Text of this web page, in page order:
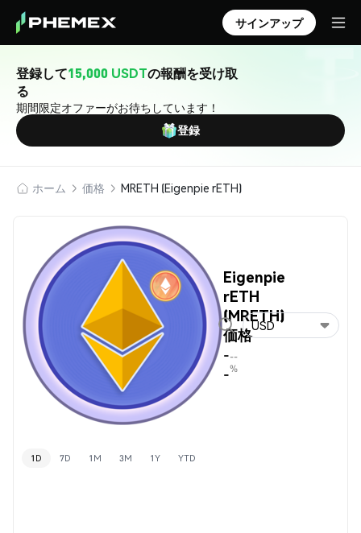
サインアップ
登録して15,000 USDTの報酬を受け取
る
期間限定オファーがお待ちしています！
登録
ホーム 価格 MRETH (Eigenpie rETH)
Eigenpie
rETH
(MRETH)
価格
-
-
--
%
USD
1D 7D 1M 3M 1Y YTD